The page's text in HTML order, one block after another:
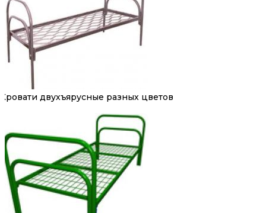
Кровати двухъярусные разных цветов